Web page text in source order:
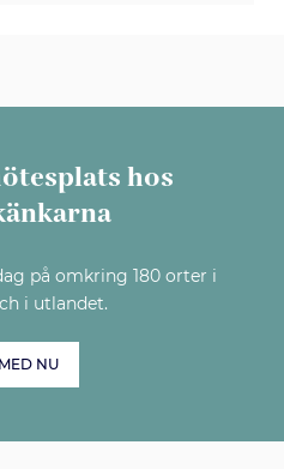
hos
på omkring 180 orter i
i utlandet.
NU